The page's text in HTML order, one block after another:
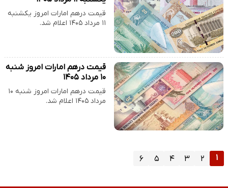
قیمت درهم امارات امروز یکشنبه
۱۱ مرداد ۱۴۰۵ اعلام شد.
قیمت درهم امارات امروز شنبه
۱۰ مرداد ۱۴۰۵
قیمت درهم امارات امروز شنبه ۱۰
مرداد ۱۴۰۵ اعلام شد.
۱ ۲ ۳ ۴ ۵ ۶